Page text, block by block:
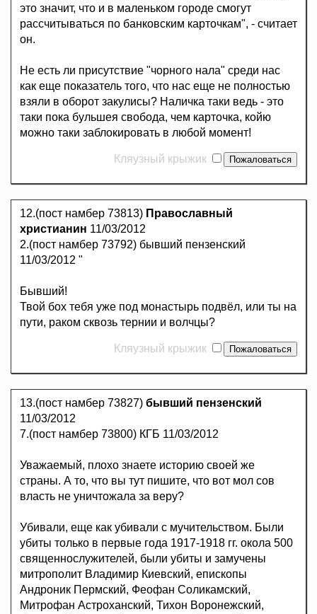
это значит, что и в маленьком городе смогут
рассчитываться по банковским карточкам", - считает
он.
Не есть ли присутствие "чорного нала" среди нас
как еще показатель того, что нас еще не полностью
взяли в оборот закулисы? Наличка таки ведь - это
таки пока бульшея свобода, чем карточка, койю
можно таки заблокировать в любой момент!
Кляузный крыжик
12.(пост намбер 73813) Православный
христианин 11/03/2012
2.(пост намбер 73792) бывший пензенский
11/03/2012 "
Бывший!
Твой бох тебя уже под монастырь подвёл, или ты на
пути, раком сквозь тернии и волчцы?
Кляузный крыжик
13.(пост намбер 73827) бывший пензенский
11/03/2012
7.(пост намбер 73800) КГБ 11/03/2012
Уважаемый, плохо знаете историю своей же
страны. А то, что вы тут пишите, что вот мол сов
власть не уничтожала за веру?
Убивали, еще как убивали с мучительством. Были
убиты только в первые года 1917-1918 гг. окола 500
священнослужителей, были убиты и замучены
митрополит Владимир Киевский, епископы
Андроник Пермский, Феофан Соликамский,
Митрофан Астроханский, Тихон Воронежский,